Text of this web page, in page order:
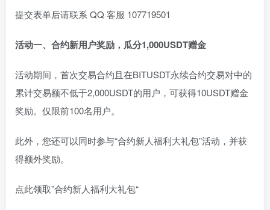
提交表单后请联系 QQ 客服 107719501
活动一、 合约新用户奖励 ，瓜分1,000USDT赠金
活动期间，首次交易合约且在BITUSDT永续合约交易对中的
累计交易额不低于2,000USDT的用户，可获得10USDT赠金
奖励。仅限前100名用户。
此外，您还可以同时参与“合约新人福利大礼包”活动，并获
得额外奖励。
点此领取”合约新人福利大礼包“